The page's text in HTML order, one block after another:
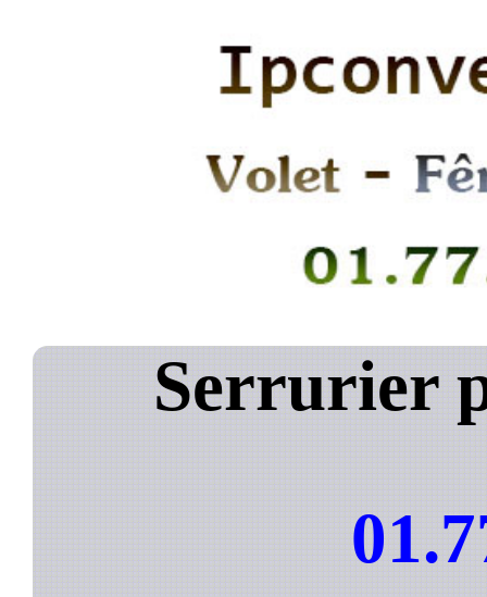
Serrurier